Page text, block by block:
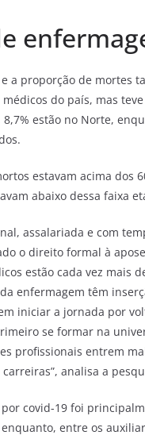
a proporção de mortes
do país, mas
estão no Norte,
estavam acima dos
abaixo dessa faixa
assalariada e com
o direito formal à
estão cada vez mais
enfermagem têm
iniciar a jornada por
se formar na
profissionais entrem
analisa a
covid-19 foi
entre os